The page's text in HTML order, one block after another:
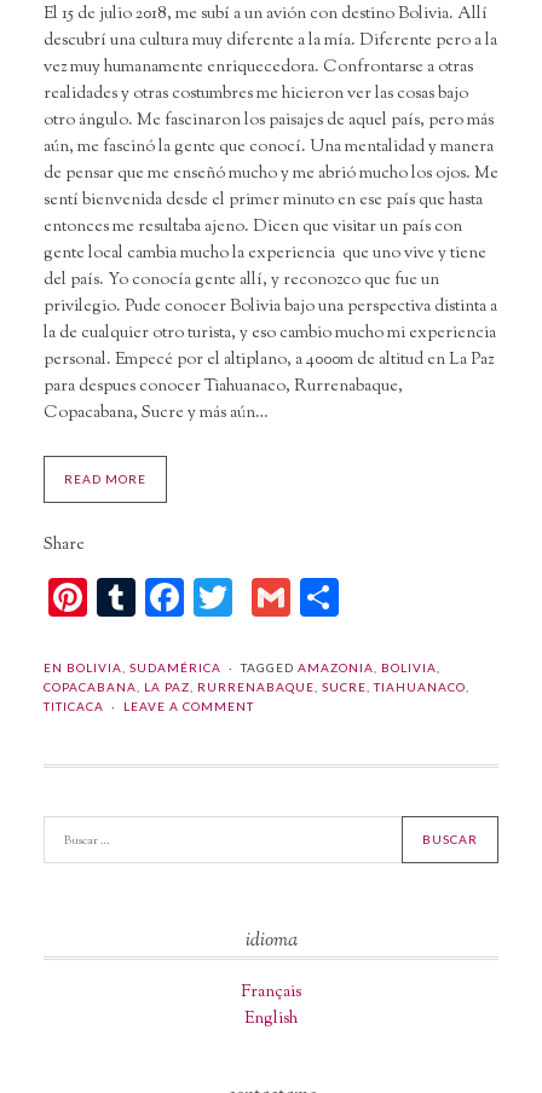
El 15 de julio 2018, me subí a un avión con destino Bolivia. Allí
descubrí una cultura muy diferente a la mía. Diferente pero a la
vez muy humanamente enriquecedora. Confrontarse a otras
realidades y otras costumbres me hicieron ver las cosas bajo
otro ángulo. Me fascinaron los paisajes de aquel país, pero más
aún, me fascinó la gente que conocí. Una mentalidad y manera
de pensar que me enseñó mucho y me abrió mucho los ojos. Me
sentí bienvenida desde el primer minuto en ese país que hasta
entonces me resultaba ajeno. Dicen que visitar un país con
gente local cambia mucho la experiencia que uno vive y tiene
del país. Yo conocía gente allí, y reconozco que fue un
privilegio. Pude conocer Bolivia bajo una perspectiva distinta a
la de cualquier otro turista, y eso cambio mucho mi experiencia
personal. Empecé por el altiplano, a 4000m de altitud en La Paz
para despues conocer Tiahuanaco, Rurrenabaque,
Copacabana, Sucre y más aún…
READ MORE
Share
Pinterest
Tumblr
Facebook
Twitter
GmailCompartir
EN BOLIVIA SUDAMÉRICA TAGGED AMAZONIA BOLIVIA
COPACABANA
LA PAZ RURRENABAQUE SUCRE ,TIAHUANACO
TITICACA
LEAVE A COMMENT
idioma
Français
English